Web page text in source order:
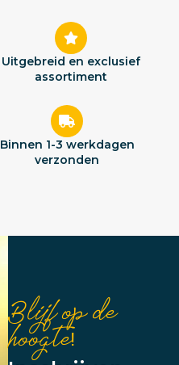
Uitgebreid en exclusief
assortiment
Binnen 1-3 werkdagen
verzonden
Blijf op de
hoogte!